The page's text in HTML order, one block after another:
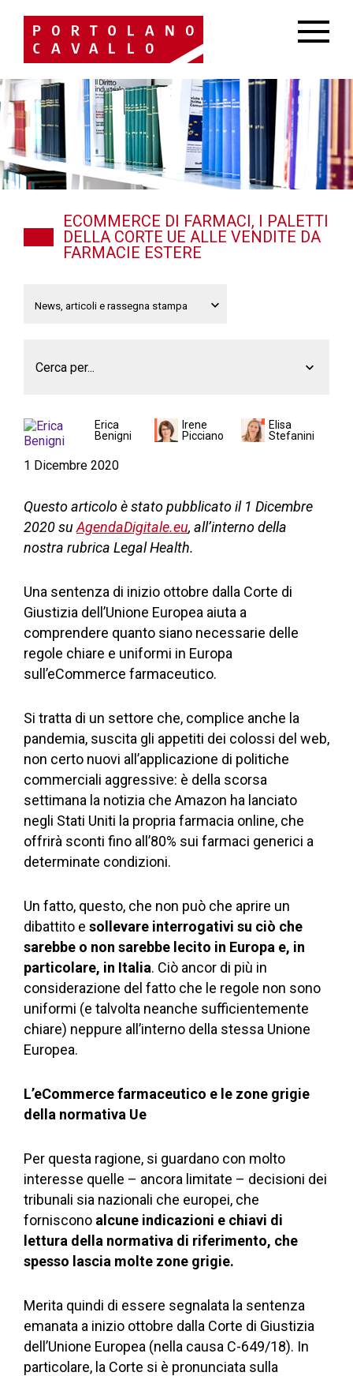
ECOMMERCE DI FARMACI, I PALETTI
DELLA CORTE UE ALLE VENDITE DA
FARMACIE ESTERE
Cerca per...
Erica
Benigni
Irene
Picciano
Elisa
Stefanini
1 Dicembre 2020
Questo articolo è stato pubblicato il 1 Dicembre
2020su AgendaDigitale.eu, all’interno della
nostra rubrica LegalHealth.
Una sentenza di inizio ottobre dalla Corte di
Giustizia dell’Unione Europea aiuta a
comprendere quanto siano necessarie delle
regole chiare e uniformi in Europa
sull’eCommerce farmaceutico.
Si tratta di un settore che, complice anche la
pandemia, suscita gli appetiti dei colossi del web,
non certo nuovi all’applicazione di politiche
commerciali aggressive: è della scorsa
settimana la notizia che Amazon ha lanciato
negli Stati Uniti la propria farmacia online, che
offrirà sconti fino all’80% sui farmaci generici a
determinate condizioni.
Un fatto, questo, che non può che aprire un
dibattito e sollevare interrogativi su ciò che
sarebbe o non sarebbe lecito in Europa e, in
particolare, in Italia. Ciò ancor di più in
considerazione del fatto che le regole non sono
uniformi (e talvolta neanche sufficientemente
chiare) neppure all’interno della stessa Unione
Europea.
L’eCommerce farmaceutico e le zone grigie
della normativa Ue
Per questa ragione, si guardano con molto
interesse quelle – ancora limitate – decisioni dei
tribunali sia nazionali che europei, che
forniscono alcune indicazioni e chiavi di
lettura della normativa di riferimento, che
spesso lascia molte zone grigie.
Merita quindi di essere segnalata la sentenza
emanata a inizio ottobre dalla Corte di Giustizia
dell’Unione Europea (nella causa C-649/18). In
particolare, la Corte si è pronunciata sulla